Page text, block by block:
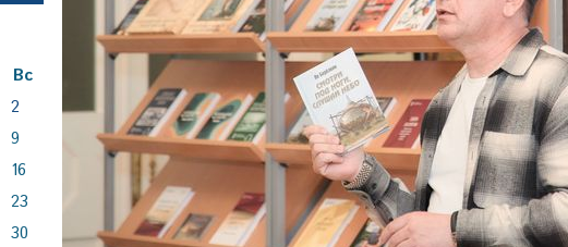
Вс
2
9
16
23
30